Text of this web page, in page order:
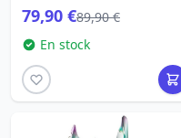
79,90 €89,90 €
En stock